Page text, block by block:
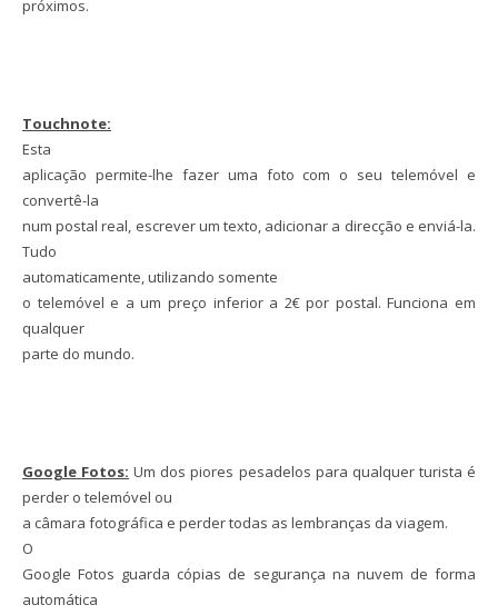
próximos.
Touchnote:
Esta
aplicação permite-lhe fazer uma foto com o seu telemóvel e
convertê-la
num postal real, escrever um texto, adicionar a direcção e enviá-la.
Tudo
automaticamente, utilizando somente
o telemóvel e a um preço inferior a 2€ por postal. Funciona em
qualquer
parte do mundo.
Google Fotos: Um dos piores pesadelos para qualquer turista é
perder o telemóvel ou
a câmara fotográfica e perder todas as lembranças da viagem.
O
Google Fotos guarda cópias de segurança na nuvem de forma
automática